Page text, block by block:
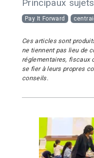
Principaux
Pay It Forward
Ces articles sont
ne tiennent pas lieu de
réglementaires, fiscaux
se fier à leurs propres
conseils.